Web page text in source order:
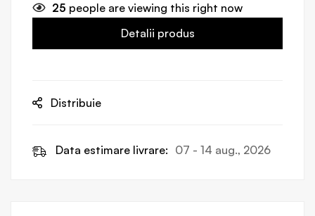
25 people are viewing this right now
Detalii produs
Distribuie
Data estimare livrare: 07 - 14 aug., 2026